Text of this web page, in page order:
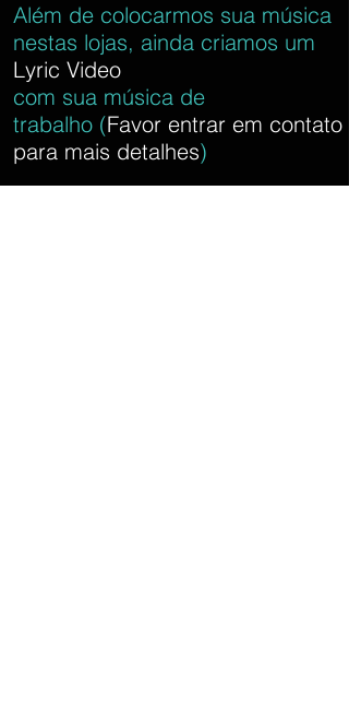
Além de colocarmos sua música
nestas lojas, ainda criamos um
Lyric Video
com sua música de
trabalho (Favor entrar em contato
para mais detalhes)